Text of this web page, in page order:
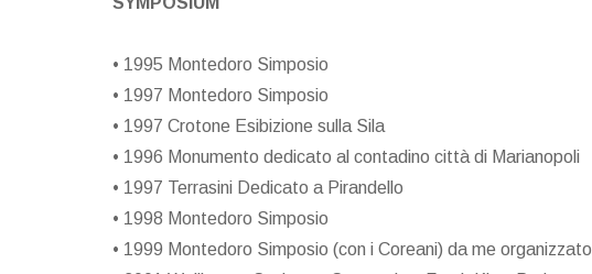
• 1995 Montedoro Simposio
• 1997 Montedoro Simposio
• 1997 Crotone Esibizione sulla Sila
• 1996 Monumento dedicato al contadino città di Marianopoli
• 1997 Terrasini Dedicato a Pirandello
• 1998 Montedoro Simposio
• 1999 Montedoro Simposio (con i Coreani) da me organizzato